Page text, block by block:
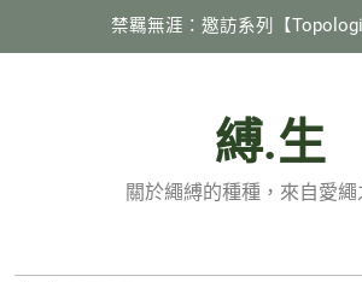
禁羈無涯：邀訪系列【
《縛生講座》#22 日本繩縛社群跑跳
貓樓上周年慶 特別企劃 X 國際
【
縛.生
關於繩縛的種種，來自愛繩